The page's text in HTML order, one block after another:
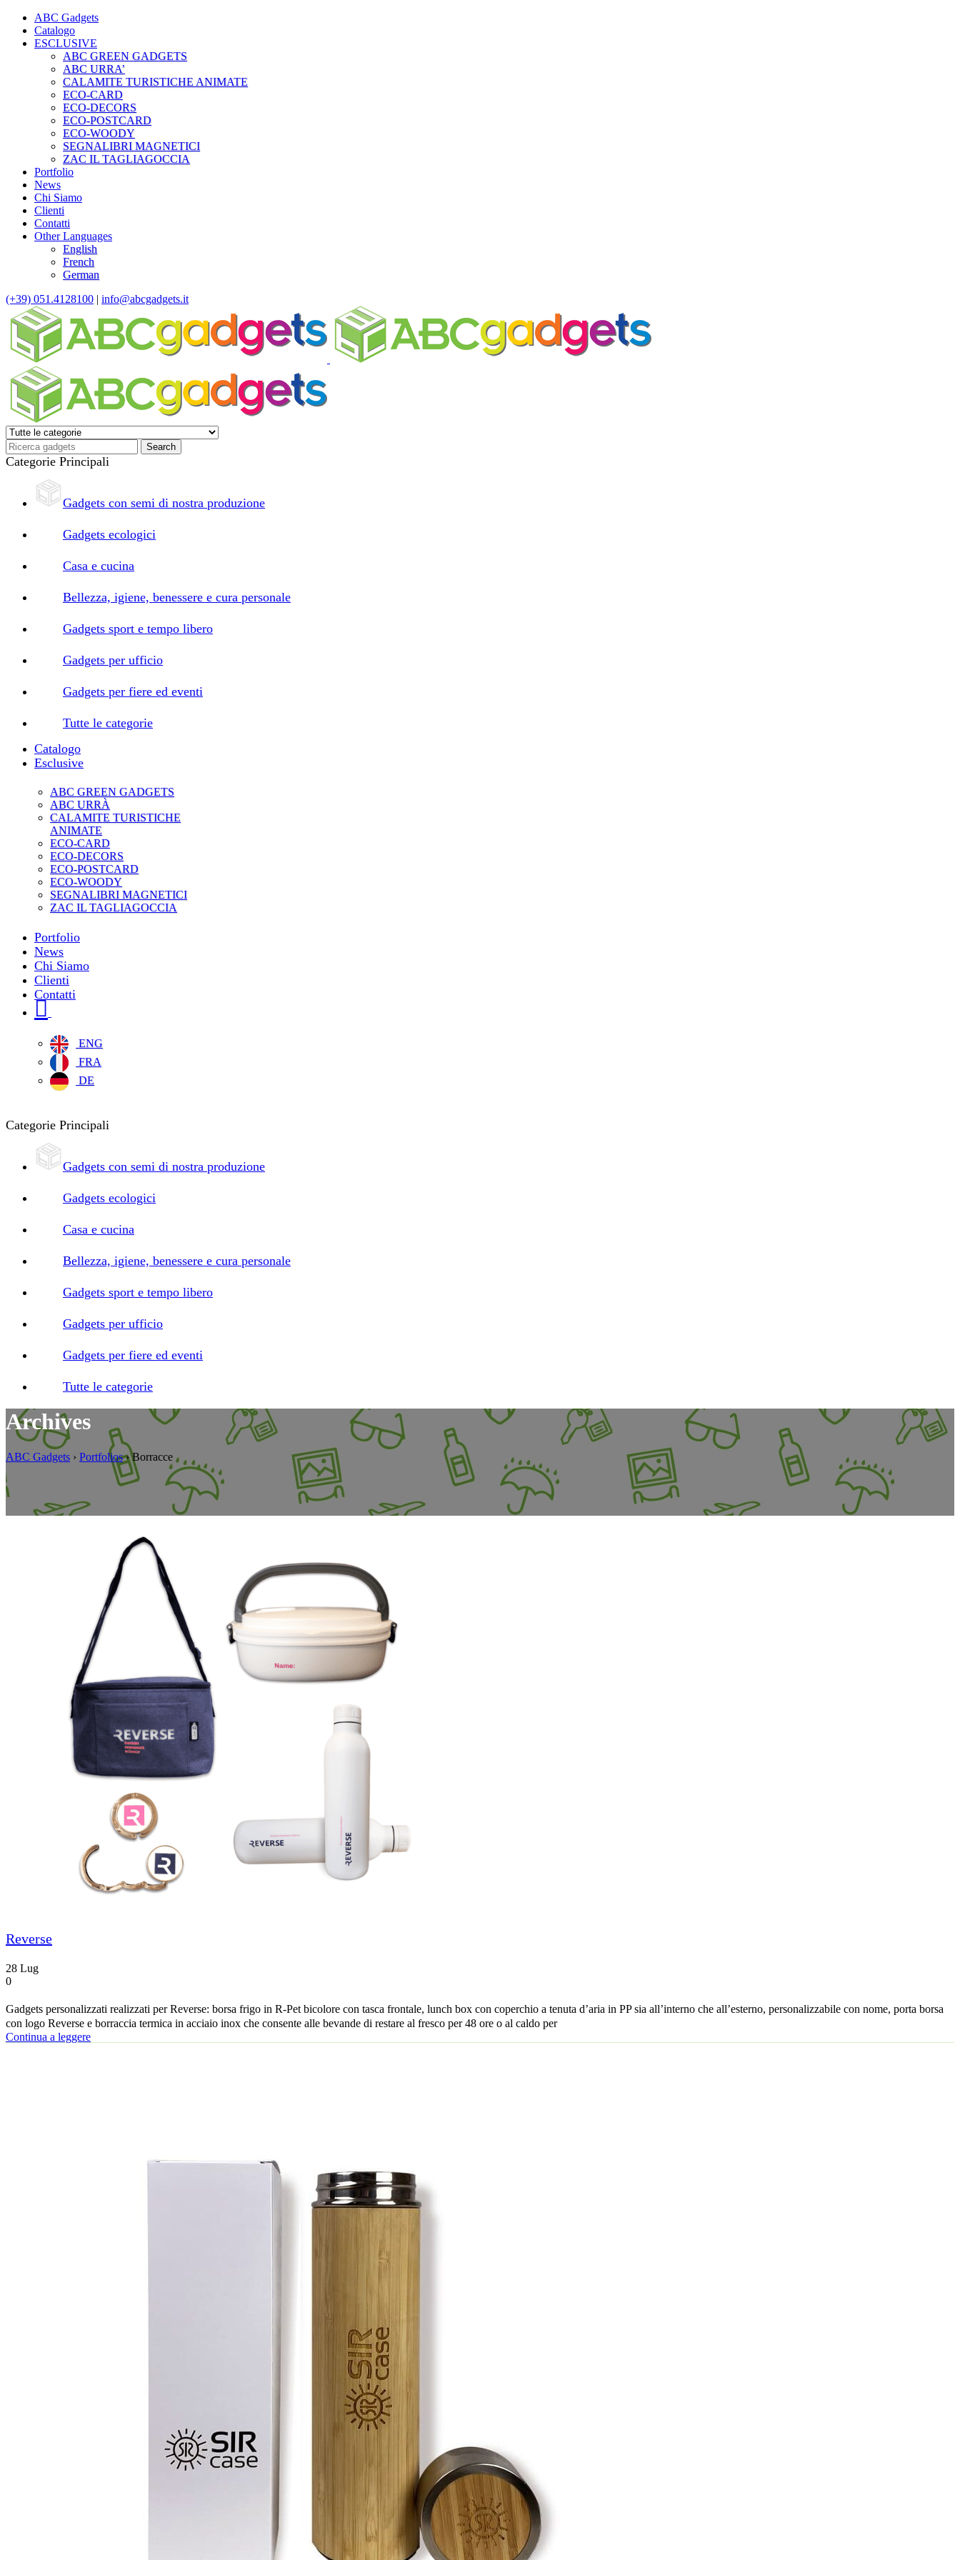
ABC Gadgets
Catalogo
ESCLUSIVE
ABC GREEN GADGETS
ABC URRA’
CALAMITE TURISTICHE ANIMATE
ECO-CARD
ECO-DECORS
ECO-POSTCARD
ECO-WOODY
SEGNALIBRI MAGNETICI
ZAC IL TAGLIAGOCCIA
Portfolio
News
Chi Siamo
Clienti
Contatti
Other Languages
English
French
German
(+39) 051.4128100 | info@abcgadgets.it
Categorie Principali
Gadgets con semi di nostra produzione
Gadgets ecologici
Casa e cucina
Bellezza, igiene, benessere e cura personale
Gadgets sport e tempo libero
Gadgets per ufficio
Gadgets per fiere ed eventi
Tutte le categorie
Catalogo
Esclusive
ABC GREEN GADGETS
ABC URRÀ
CALAMITE TURISTICHE
ANIMATE
ECO-CARD
ECO-DECORS
ECO-POSTCARD
ECO-WOODY
SEGNALIBRI MAGNETICI
ZAC IL TAGLIAGOCCIA
Portfolio
News
Chi Siamo
Clienti
Contatti
ENG
FRA
DE
Categorie Principali
Gadgets con semi di nostra produzione
Gadgets ecologici
Casa e cucina
Bellezza, igiene, benessere e cura personale
Gadgets sport e tempo libero
Gadgets per ufficio
Gadgets per fiere ed eventi
Tutte le categorie
Archives
ABC Gadgets › Portfolios › Borracce
Reverse
28 Lug
0
Gadgets personalizzati realizzati per Reverse: borsa frigo in R-Pet bicolore con tasca frontale, lunch box con coperchio a tenuta d’aria in PP sia all’interno che all’esterno, personalizzabile con nome, porta borsa
con logo Reverse e borraccia termica in acciaio inox che consente alle bevande di restare al fresco per 48 ore o al caldo per
Continua a leggere